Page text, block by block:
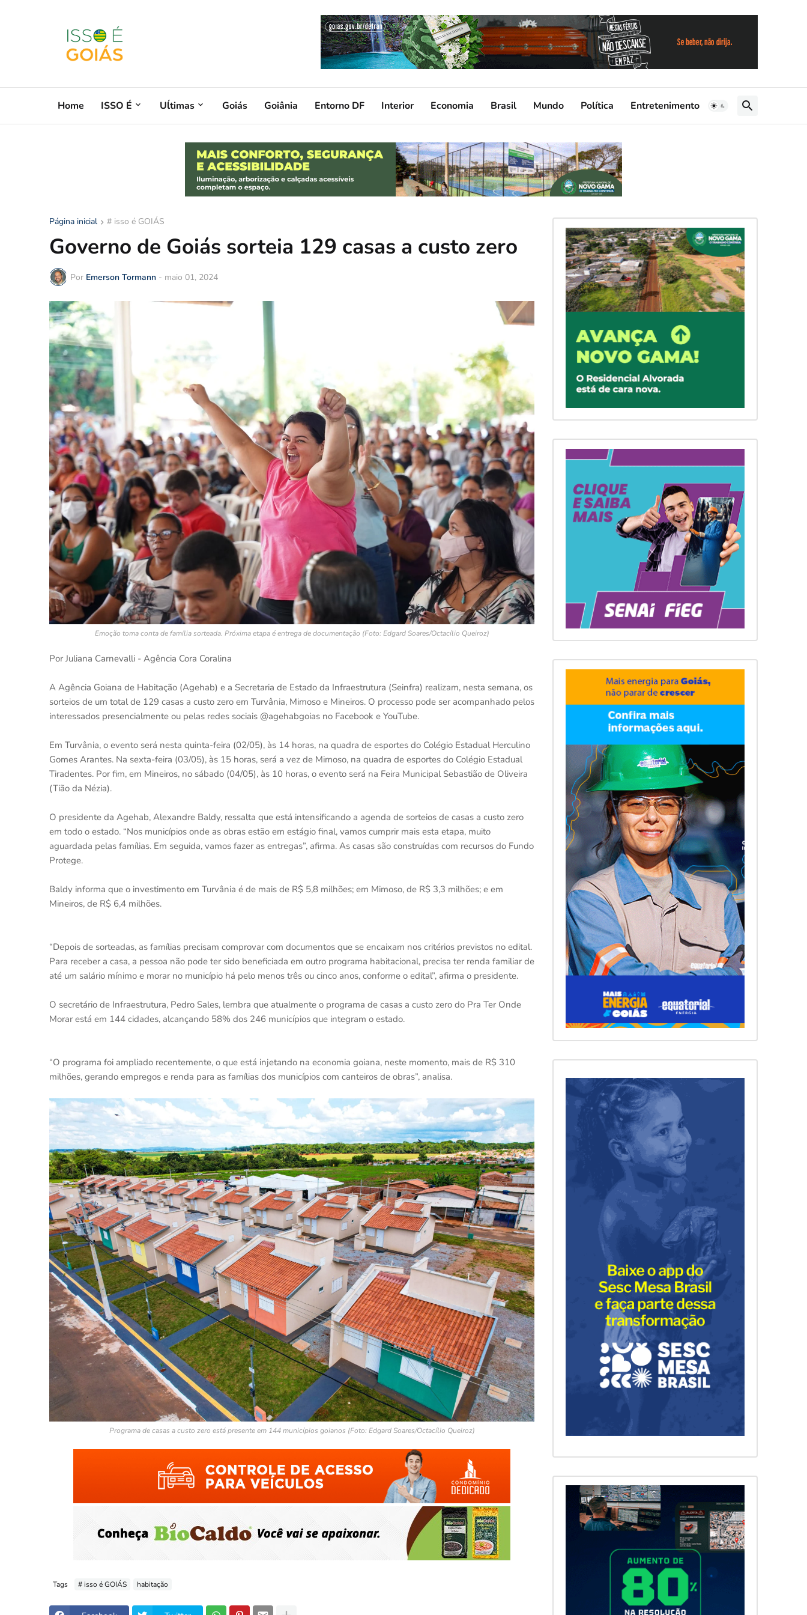
Home ISSO É Uĺtimas Goiás Goiânia Entorno DF Interior Economia Brasil Mundo Política Entretenimento
Página inicial # isso é GOIÁS
Governo de Goiás sorteia 129 casas a custo zero
Por Emerson Tormann - maio 01, 2024
Emoção toma conta de família sorteada. Próxima etapa é entrega de documentação (Foto: Edgard Soares/Octacílio Queiroz)
Por Juliana Carnevalli - Agência Cora Coralina
A Agência Goiana de Habitação (Agehab) e a Secretaria de Estado da Infraestrutura (Seinfra) realizam, nesta semana, os
sorteios de um total de 129 casas a custo zero em Turvânia, Mimoso e Mineiros. O processo pode ser acompanhado pelos
interessados presencialmente ou pelas redes sociais @agehabgoias no Facebook e YouTube.
Em Turvânia, o evento será nesta quinta-feira (02/05), às 14 horas, na quadra de esportes do Colégio Estadual Herculino
Gomes Arantes. Na sexta-feira (03/05), às 15 horas, será a vez de Mimoso, na quadra de esportes do Colégio Estadual
Tiradentes. Por fim, em Mineiros, no sábado (04/05), às 10 horas, o evento será na Feira Municipal Sebastião de Oliveira
(Tião da Nézia).
O presidente da Agehab, Alexandre Baldy, ressalta que está intensificando a agenda de sorteios de casas a custo zero
em todo o estado. “Nos municípios onde as obras estão em estágio final, vamos cumprir mais esta etapa, muito
aguardada pelas famílias. Em seguida, vamos fazer as entregas”, afirma. As casas são construídas com recursos do Fundo
Protege.
Baldy informa que o investimento em Turvânia é de mais de R$ 5,8 milhões; em Mimoso, de R$ 3,3 milhões; e em
Mineiros, de R$ 6,4 milhões.
“Depois de sorteadas, as famílias precisam comprovar com documentos que se encaixam nos critérios previstos no edital.
Para receber a casa, a pessoa não pode ter sido beneficiada em outro programa habitacional, precisa ter renda familiar de
até um salário mínimo e morar no município há pelo menos três ou cinco anos, conforme o edital”, afirma o presidente.
O secretário de Infraestrutura, Pedro Sales, lembra que atualmente o programa de casas a custo zero do Pra Ter Onde
Morar está em 144 cidades, alcançando 58% dos 246 municípios que integram o estado.
“O programa foi ampliado recentemente, o que está injetando na economia goiana, neste momento, mais de R$ 310
milhões, gerando empregos e renda para as famílias dos municípios com canteiros de obras”, analisa.
Programa de casas a custo zero está presente em 144 municípios goianos (Foto: Edgard Soares/Octacílio Queiroz)
Tags # isso é GOIÁS habitação